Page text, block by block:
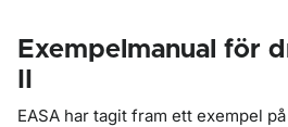
Exempelmanual för
EASA har tagit fram ett exempel